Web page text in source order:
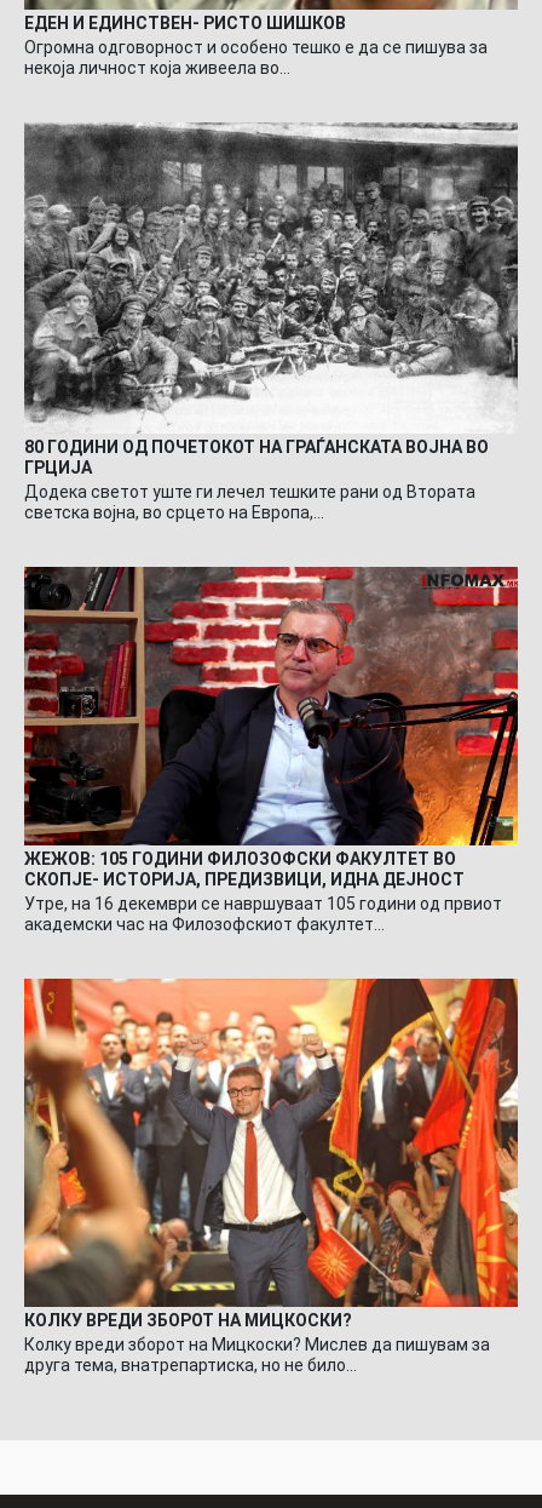
ЕДЕН И ЕДИНСТВЕН- РИСТО ШИШКОВ
Огромна одговорност и особено тешко е да се пишува за
некоја личност која живеела во…
80 ГОДИНИ ОД ПОЧЕТОКОТ НА ГРАЃАНСКАТА ВОЈНА ВО
ГРЦИЈА
Додека светот уште ги лечел тешките рани од Втората
светска војна, во срцето на Европа,…
ЖЕЖОВ: 105 ГОДИНИ ФИЛОЗОФСКИ ФАКУЛТЕТ ВО
СКОПЈЕ- ИСТОРИЈА, ПРЕДИЗВИЦИ, ИДНА ДЕЈНОСТ
Утре, на 16 декември се навршуваат 105 години од првиот
академски час на Филозофскиот факултет…
КОЛКУ ВРЕДИ ЗБОРОТ НА МИЦКОСКИ?
Колку вреди зборот на Мицкоски? Мислев да пишувам за
друга тема, внатрепартиска, но не било…